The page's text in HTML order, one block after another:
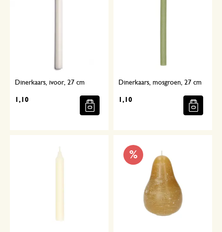
Dinerkaars, ivoor, 27 cm
1,10
Dinerkaars, mosgroen, 27 cm
1,10
%